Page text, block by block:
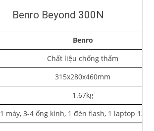
Benro Beyond 300N
Benro
Chất liệu chống thấm
315x280x460mm
1.67kg
1 máy, 3-4 ống kính, 1 đèn flash, 1 laptop